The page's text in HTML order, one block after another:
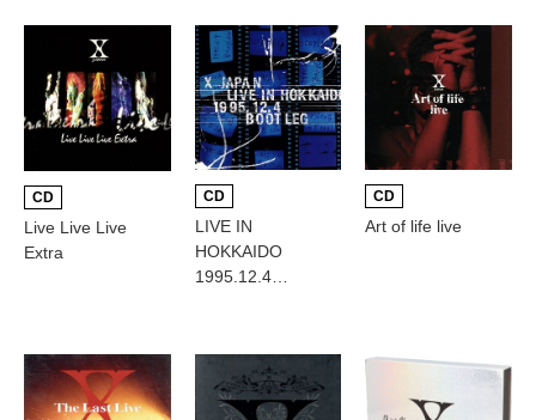
CD
Live Live Live
Extra
CD
LIVE IN
HOKKAIDO
1995.12.4
CD
Art of life live